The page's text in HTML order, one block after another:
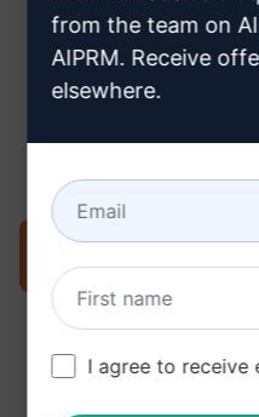
Fase 3:
from the team on
AIPRM. Receive
elsewhere.
I agree to receive